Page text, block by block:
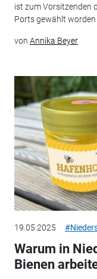
ist zum Vorsitzenden
Ports gewählt worden
von Annika Beyer
19.05.2025
Warum in
Bienen